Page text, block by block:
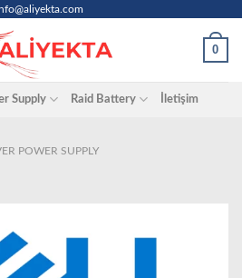
0
Supply Raid Battery İletişim
POWER SUPPLY